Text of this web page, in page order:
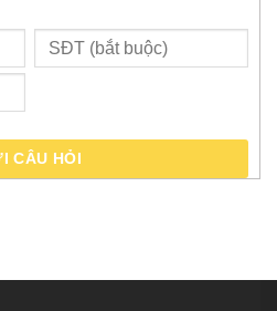
CÂU HỎI